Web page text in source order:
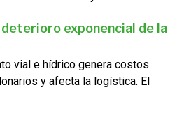
exponencial de la
vial e hídrico genera costos
y afecta la logística. El